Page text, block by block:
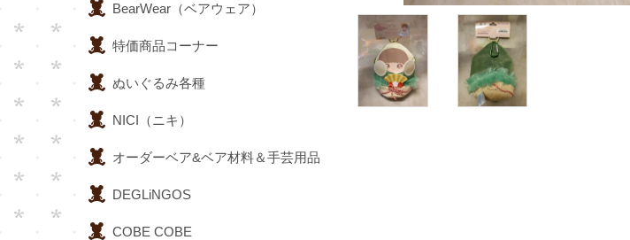
BearWear（ベアウェア）
特価商品コーナー
ぬいぐるみ各種
NICI（ニキ）
オーダーベア&ベア材料＆手芸用品
DEGLiNGOS
COBE COBE